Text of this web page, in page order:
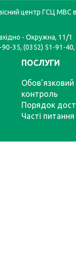
центр ГСЦ МВС
- Окружна, 11/1
35, (0352) 51-91-
ПОСЛУГИ
Обов’язковий
контроль
Порядок
Часті питання